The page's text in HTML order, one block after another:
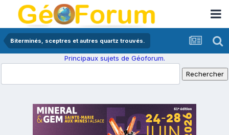
Biterminés, sceptres et autres quartz trouvés.
Principaux sujets de Géoforum.